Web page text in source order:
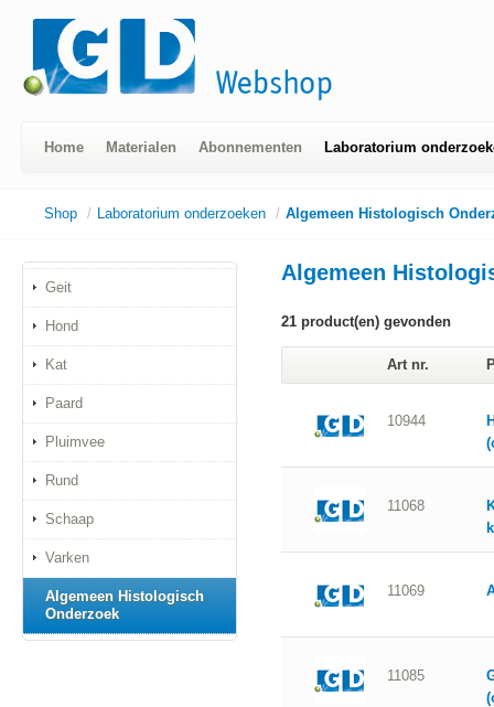
Home Materialen Abonnementen Laboratorium
Shop / Laboratorium onderzoeken / Algemeen Histologisch
Geit
Hond
Kat
Paard
Pluimvee
Rund
Schaap
Varken
Algemeen Histologisch
Onderzoek
Algemeen
21 product(en) gevonden
Art nr.
10944
11068
11069
11085